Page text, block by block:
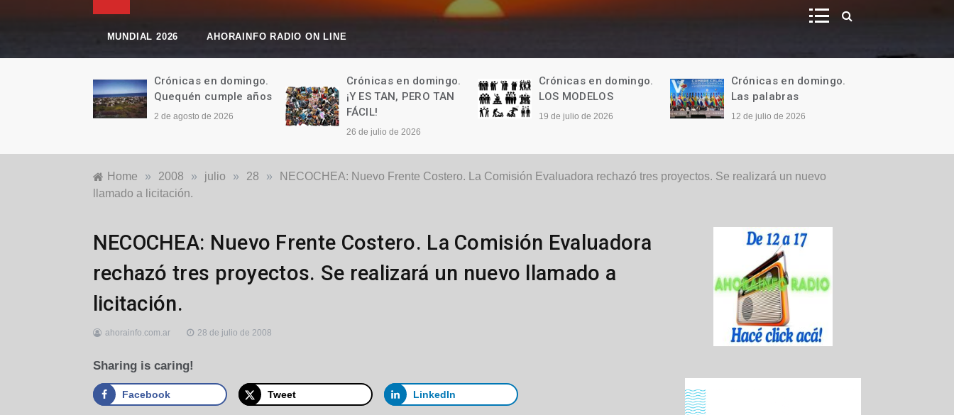
MUNDIAL 2026 AHORAINFO RADIO ON LINE
Crónicas en domingo.
¡Y ES TAN, PERO TAN
FÁCIL!
Crónicas en domingo.
LOS MODELOS
19 de julio de 2026
Crónicas en domingo.
Las palabras
12 de julio de 2026
Crónicas en domingo.
Qué difícil…
28 de junio de 2026
Home » 2008 » julio » 28 »
NECOCHEA: Nuevo Frente Costero. La Comisión Evaluadora rechazó tres proyectos. Se realizará un nuevo
llamado a licitación.
Locales
NECOCHEA: Nuevo Frente Costero. La Comisión Evaluadora
rechazó tres proyectos. Se realizará un nuevo llamado a
licitación.
ahorainfo.com.ar 28 de julio de 2008
Sharing is caring!
Facebook Tweet LinkedIn